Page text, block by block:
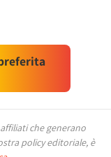
che generano
policy editoriale, è